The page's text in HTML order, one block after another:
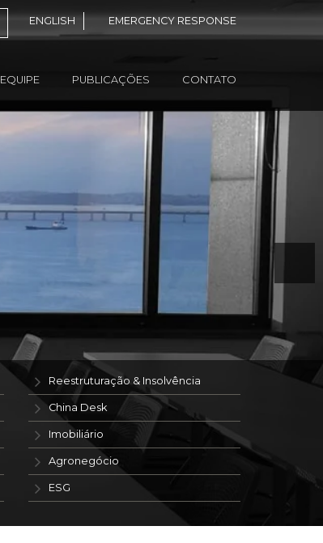
ENGLISH EMERGENCY RESPONSE
EQUIPE PUBLICAÇÕES CONTATO
Reestruturação & Insolvência
China Desk
Imobiliário
Agronegócio
ESG